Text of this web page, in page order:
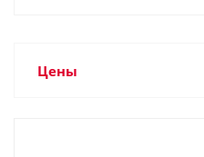
Цены